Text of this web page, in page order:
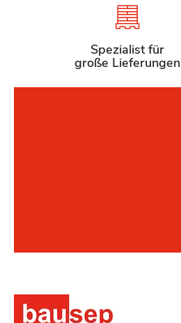
Spezialist für
große Lieferungen